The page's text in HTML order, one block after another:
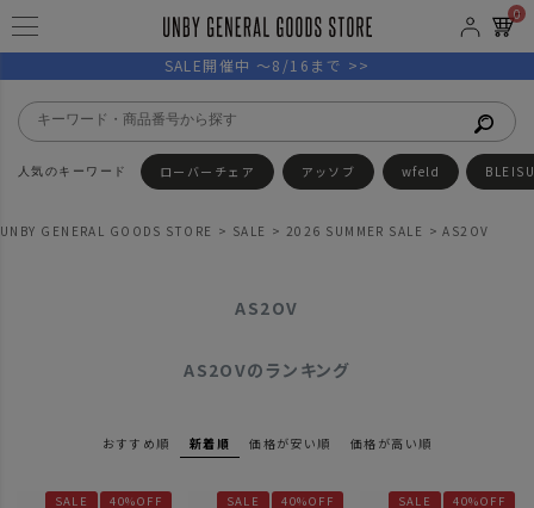
0
SALE開催中 ～8/16まで >>
ローバーチェア アッソブ wfeld
UNBY GENERAL GOODS STORE SALE 2026 SUMMER SALE AS2OV
AS2OV
AS2OVのランキング
おすすめ順 新着順 価格が安い順 価格が高い順
SALE 40%OFF SALE 40%OFF SALE 40%OFF